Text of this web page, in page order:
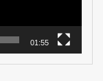
01:55